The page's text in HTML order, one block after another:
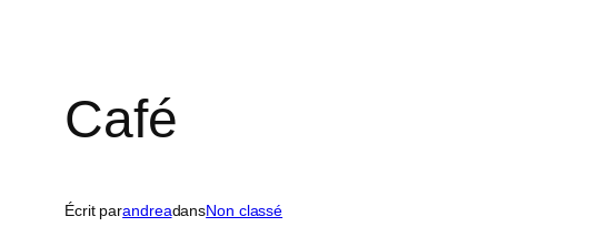
Café
Écrit parandreadansNon classé